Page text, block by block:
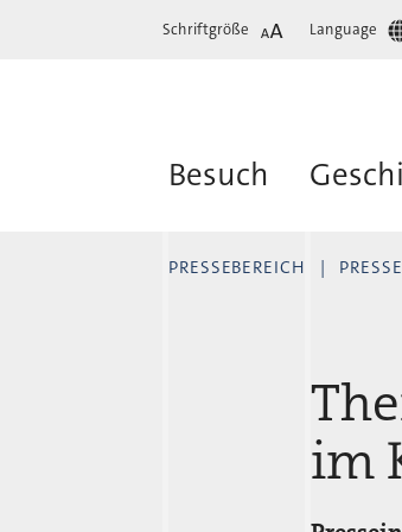
Schriftgröße Language
Besuch
PRESSEBEREICH
im